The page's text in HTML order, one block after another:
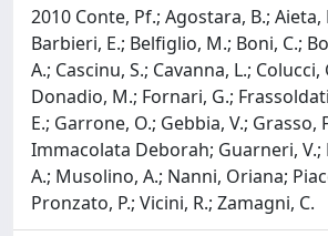
2010 Conte, Pf.; Agostara, B.; Aieta,
Barbieri, E.; Belfiglio, M.; Boni, C.;
A.; Cascinu, S.; Cavanna, L.; Colucci,
Donadio, M.; Fornari, G.;
E.; Garrone, O.; Gebbia, V.; Grasso,
Immacolata Deborah; Guarneri, V.;
A.; Musolino, A.; Nanni, Oriana;
Pronzato, P.; Vicini, R.; Zamagni, C.